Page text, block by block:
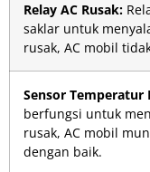
Relay AC Rusak:
saklar untuk
rusak, AC mobil
Sensor Temperatur
berfungsi untuk
rusak, AC mobil
dengan baik.